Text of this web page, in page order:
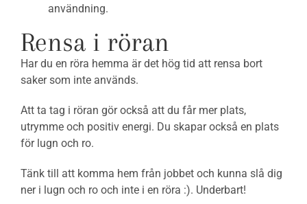
användning.
Rensa i röran
Har du en röra hemma är det hög tid att rensa bort
saker som inte används.
Att ta tag i röran gör också att du får mer plats,
utrymme och positiv energi. Du skapar också en plats
för lugn och ro.
Tänk till att komma hem från jobbet och kunna slå dig
ner i lugn och ro och inte i en röra :). Underbart!